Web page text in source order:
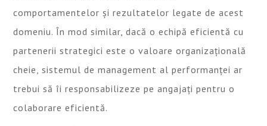
comportamentelor și rezultatelor legate de acest
domeniu. În mod similar, dacă o echipă eficientă cu
partenerii strategici este o valoare organizațională
cheie, sistemul de management al performanței ar
trebui să îi responsabilizeze pe angajați pentru o
colaborare eficientă.